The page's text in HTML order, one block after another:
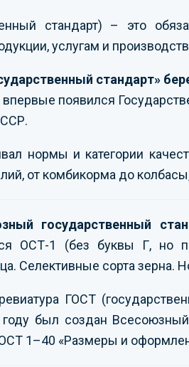
стандарт) – это
услугам и
стандарт»
появился
нормы и категории
от комбикорма до
государственный
ОСТ-1 (без буквы Г, но
Селективные сорта зерна.
ГОСТ
был создан
1–40 «Размеры и